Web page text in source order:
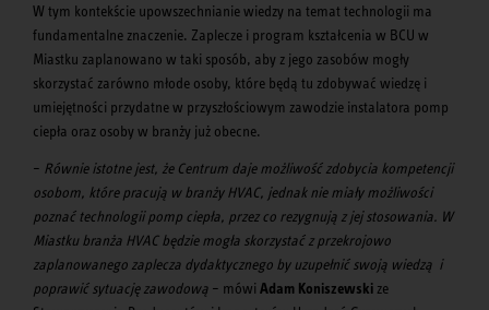
W tym kontekście upowszechnianie wiedzy na temat technologii ma
fundamentalne znaczenie. Zaplecze i program kształcenia w BCU w
Miastku zaplanowano w taki sposób, aby z jego zasobów mogły
skorzystać zarówno młode osoby, które będą tu zdobywać wiedzę i
umiejętności przydatne w przyszłościowym zawodzie instalatora pomp
ciepła oraz osoby w branży już obecne.
– Równie istotne jest, że Centrum daje możliwość zdobycia kompetencji
osobom, które pracują w branży HVAC, jednak nie miały możliwości
poznać technologii pomp ciepła, przez co rezygnują z jej stosowania. W
Miastku branża HVAC będzie mogła skorzystać z przekrojowo
zaplanowanego zaplecza dydaktycznego by uzupełnić swoją wiedzą i
poprawić sytuację zawodową – mówi Adam Koniszewski ze